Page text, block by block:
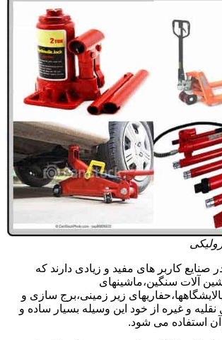
کاربر های مفید و زیادی دارند که
آلات سنگین،ماشینهای
زیر زمینی،برج سازی و
و غیره از خود این وسیله بسیار ساده و
آن استفاده می شود.